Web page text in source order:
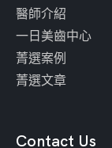
醫師介紹
一日美齒中心
菁選案例
菁選文章
Contact Us